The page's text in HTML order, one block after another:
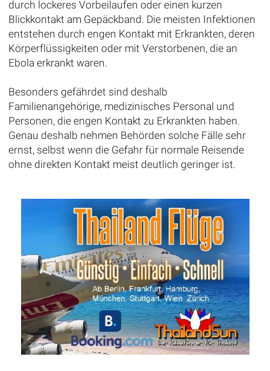
durch lockeres Vorbeilaufen oder einen kurzen
Blickkontakt am Gepäckband. Die meisten Infektionen
entstehen durch engen Kontakt mit Erkrankten, deren
Körperflüssigkeiten oder mit Verstorbenen, die an
Ebola erkrankt waren.
Besonders gefährdet sind deshalb
Familienangehörige, medizinisches Personal und
Personen, die engen Kontakt zu Erkrankten haben.
Genau deshalb nehmen Behörden solche Fälle sehr
ernst, selbst wenn die Gefahr für normale Reisende
ohne direkten Kontakt meist deutlich geringer ist.